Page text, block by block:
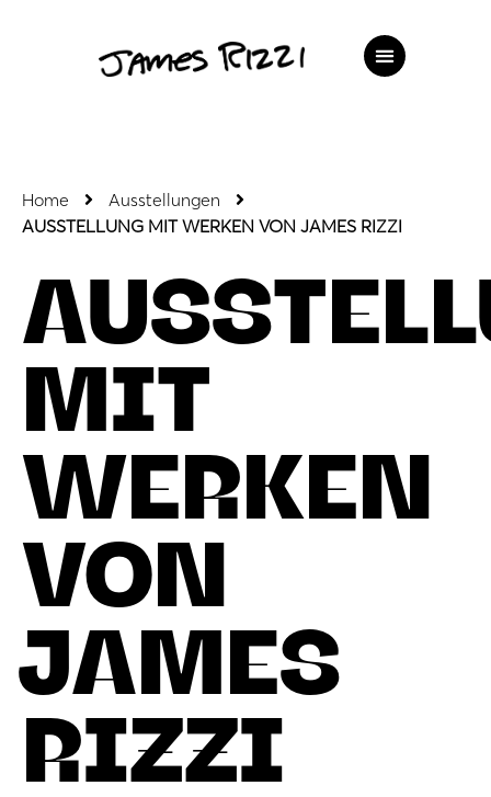
Home
Ausstellungen
AUSSTELLUNG MIT WERKEN VON JAMES RIZZI
MIT
WERKEN
VON
JAMES
RIZZI